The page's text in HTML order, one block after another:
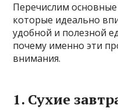
Перечислим
которые идеально
удобной и полезной
почему именно эти
внимания.
1. Сухие